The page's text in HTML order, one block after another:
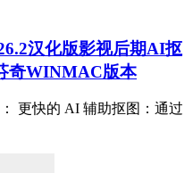
汉化版影视后期AI抠
奇WINMAC版本
更快的 AI 辅助抠图：通过